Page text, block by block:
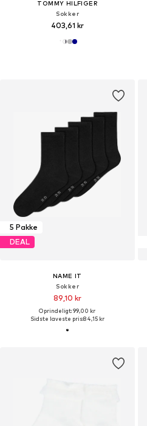
TOMMY HILFIGER
Sokker
403,61 kr
5 Pakke
DEAL
NAME IT
Sokker
89,10 kr
Oprindeligt: 99,00 kr
Sidste laveste pris:84,15 kr